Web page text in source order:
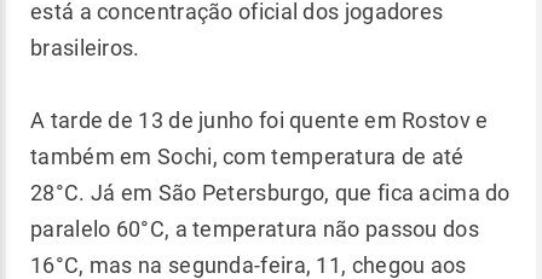
está a concentração oficial dos jogadores
brasileiros.
A tarde de 13 de junho foi quente em Rostov e
também em Sochi, com temperatura de até
28°C. Já em São Petersburgo, que fica acima do
paralelo 60°C, a temperatura não passou dos
16°C, mas na segunda-feira, 11, chegou aos